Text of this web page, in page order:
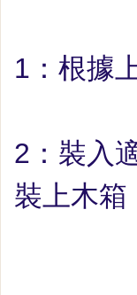
1 ： 根據
2 ： 裝入
裝上木箱